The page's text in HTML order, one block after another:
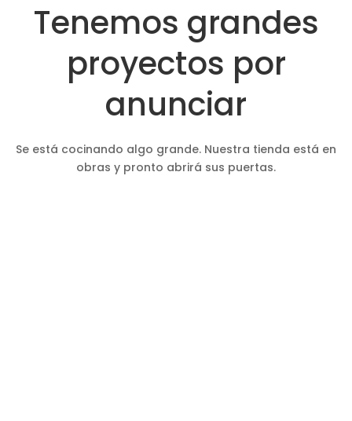
Tenemos grandes
proyectos por
anunciar
Se está cocinando algo grande. Nuestra tienda está en
obras y pronto abrirá sus puertas.